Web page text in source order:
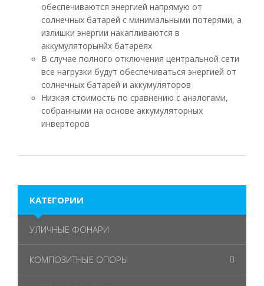
обеспечиваются энергией напрямую от
солнечных батарей с минимальными потерями, а
излишки энергии накапливаются в
аккумуляторынйх батареях
В случае полного отключения центральной сети
все нагрузки будут обеспечиваться энергией от
солнечных батарей и аккумуляторов
Низкая стоимость по сравнению с аналогами,
собранными на основе аккумуляторных
инверторов
КАТЕГОРИИ
УЛИЧНЫЕ ФОНАРИ
КОМПОЗИТНЫЕ ОПОРЫ